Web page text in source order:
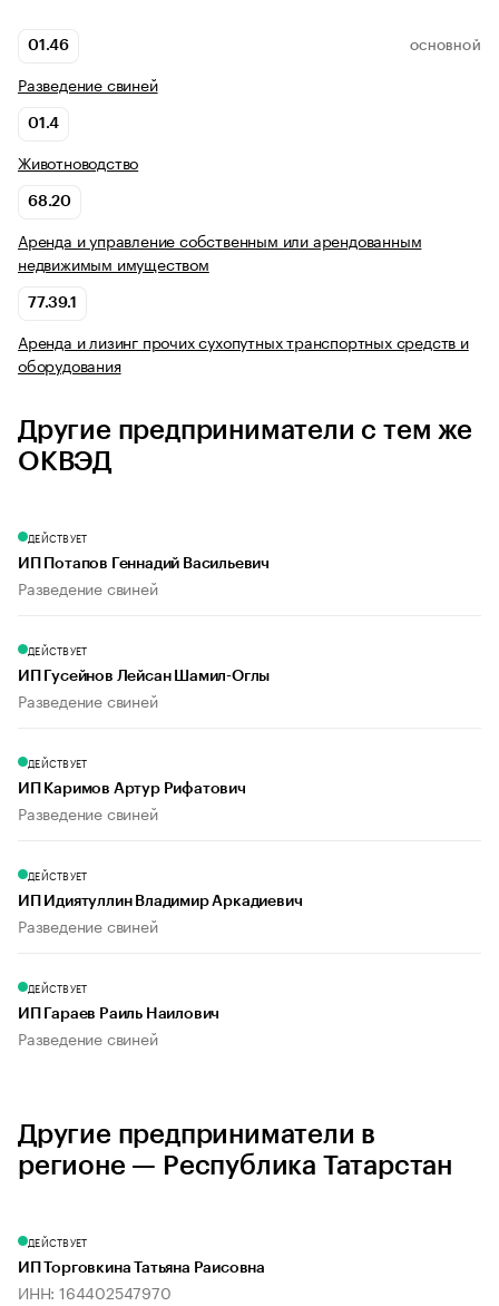
01.46 ОСНОВНОЙ
Разведение свиней
01.4
Животноводство
68.20
Аренда и управление собственным или арендованным
недвижимым имуществом
77.39.1
Аренда и лизинг прочих сухопутных транспортных средств и
оборудования
Другие предприниматели с тем же
ОКВЭД
ДЕЙСТВУЕТ
ИП Потапов Геннадий Васильевич
Разведение свиней
ДЕЙСТВУЕТ
ИП Гусейнов Лейсан Шамил-Оглы
Разведение свиней
ДЕЙСТВУЕТ
ИП Каримов Артур Рифатович
Разведение свиней
ДЕЙСТВУЕТ
ИП Идиятуллин Владимир Аркадиевич
Разведение свиней
ДЕЙСТВУЕТ
ИП Гараев Раиль Наилович
Разведение свиней
Другие предприниматели в
регионе — Республика Татарстан
ДЕЙСТВУЕТ
ИП Торговкина Татьяна Раисовна
ИНН: 164402547970